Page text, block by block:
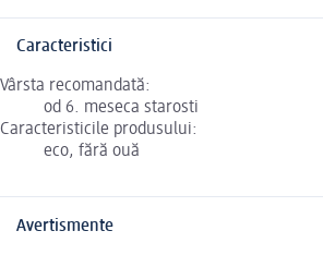
Caracteristici
Vârsta recomandată:
od 6. meseca starosti
Caracteristicile produsului:
eco, fără ouă
Avertismente